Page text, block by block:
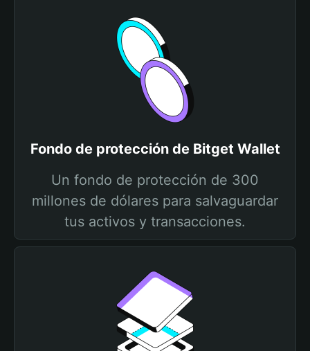
Fondo de protección de Bitget Wallet
Un fondo de protección de 300
millones de dólares para salvaguardar
tus activos y transacciones.